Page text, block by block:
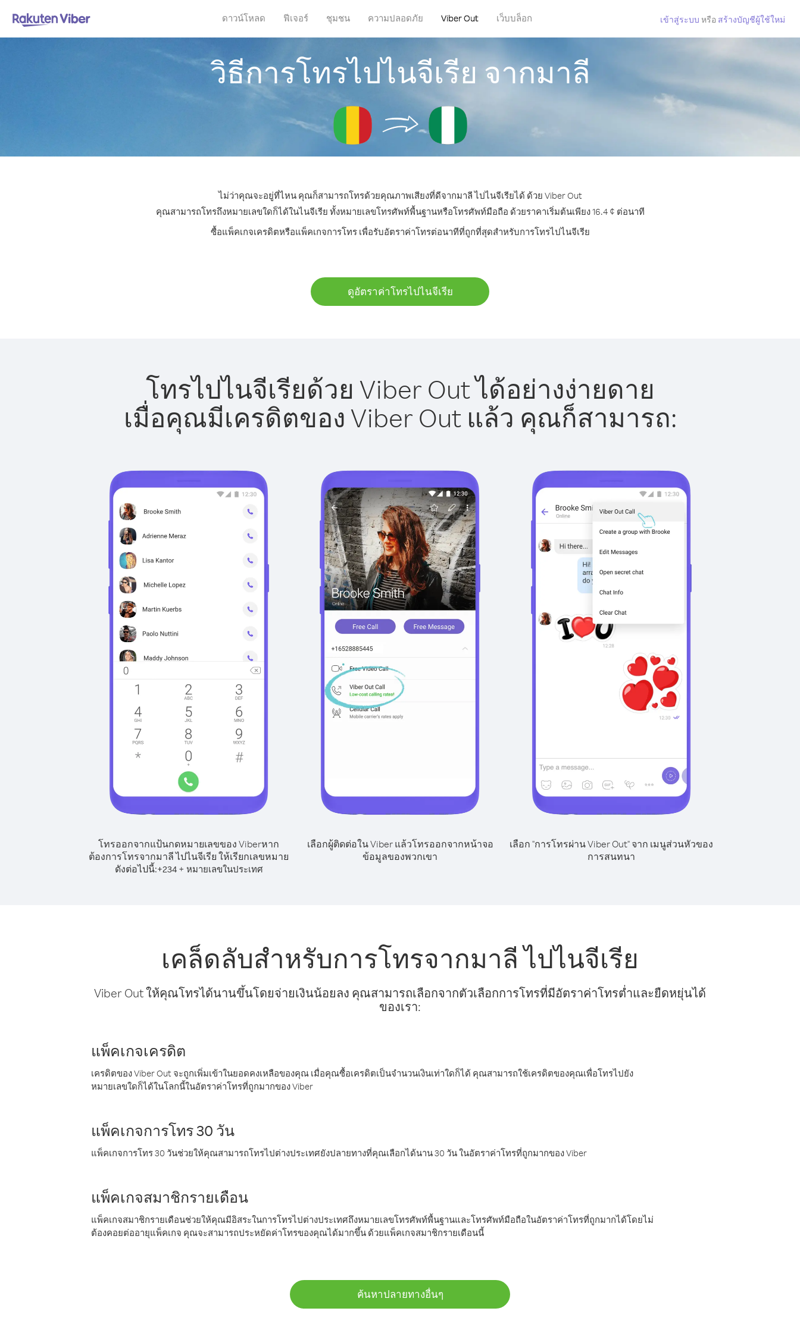
ดาวน์โหลด ฟีเจอร์ ชุมชน ความปลอดภัย Viber Out เว็บบล็อก เข้าสู่ระบบ หรือ สร้างบัญชีผู้ใช้ใหม่
วิธีการโทรไปไนจีเรีย จากมาลี
ไม่ว่าคุณจะอยู่ที่ไหน คุณก็สามารถโทรด้วยคุณภาพเสียงที่ดีจากมาลี ไปไนจีเรียได้ ด้วย Viber Out
คุณสามารถโทรถึงหมายเลขใดก็ได้ในไนจีเรีย ทั้งหมายเลขโทรศัพท์พื้นฐานหรือโทรศัพท์มือถือ ด้วยราคาเริ่มต้นเพียง 16.4 ¢ ต่อนาที
ซื้อแพ็คเกจเครดิตหรือแพ็คเกจการโทร เพื่อรับอัตราค่าโทรต่อนาทีที่ถูกที่สุดสำหรับการโทรไปไนจีเรีย
ดูอัตราค่าโทรไปไนจีเรีย
โทรไปไนจีเรียด้วย Viber Out ได้อย่างง่ายดาย
เมื่อคุณมีเครดิตของ Viber Out แล้ว คุณก็สามารถ:
โทรออกจากแป้นกดหมายเลขของ Viberหาก
ต้องการโทรจากมาลี ไปไนจีเรีย ให้เรียกเลขหมาย
ดังต่อไปนี้:+234+ หมายเลขในประเทศ
เลือกผู้ติดต่อใน Viber แล้วโทรออกจากหน้าจอ
ข้อมูลของพวกเขา
เลือก "การโทรผ่าน Viber Out" จาก เมนูส่วนหัวของ
การสนทนา
เคล็ดลับสำหรับการโทรจากมาลี ไปไนจีเรีย
Viber Out ให้คุณโทรได้นานขึ้นโดยจ่ายเงินน้อยลง คุณสามารถเลือกจากตัวเลือกการโทรที่มีอัตราค่าโทรต่ำและยืดหยุ่นได้
ของเรา:
แพ็คเกจเครดิต
เครดิตของ Viber Out จะถูกเพิ่มเข้าในยอดคงเหลือของคุณ เมื่อคุณซื้อเครดิตเป็นจำนวนเงินเท่าใดก็ได้ คุณสามารถใช้เครดิตของคุณเพื่อโทรไปยัง
หมายเลขใดก็ได้ในโลกนี้ในอัตราค่าโทรที่ถูกมากของ Viber
แพ็คเกจการโทร 30 วัน
แพ็คเกจการโทร 30 วันช่วยให้คุณสามารถโทรไปต่างประเทศยังปลายทางที่คุณเลือกได้นาน 30 วัน ในอัตราค่าโทรที่ถูกมากของ Viber
แพ็คเกจสมาชิกรายเดือน
แพ็คเกจสมาชิกรายเดือนช่วยให้คุณมีอิสระในการโทรไปต่างประเทศถึงหมายเลขโทรศัพท์พื้นฐานและโทรศัพท์มือถือในอัตราค่าโทรที่ถูกมากได้โดยไม่
ต้องคอยต่ออายุแพ็คเกจ คุณจะสามารถประหยัดค่าโทรของคุณได้มากขึ้น ด้วยแพ็คเกจสมาชิกรายเดือนนี้
ค้นหาปลายทางอื่นๆ